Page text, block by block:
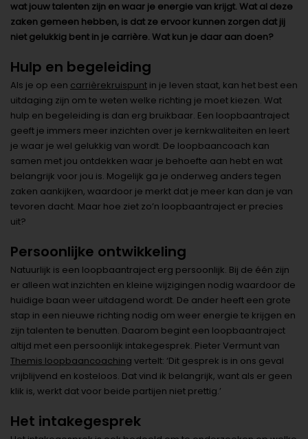
wat jouw talenten zijn en waar je energie van krijgt. Wat al deze
zaken gemeen hebben, is dat ze ervoor kunnen zorgen dat jij
niet gelukkig bent in je carrière. Wat kun je daar aan doen?
Hulp en begeleiding
Als je op een carrièrekruispunt in je leven staat, kan het best een
uitdaging zijn om te weten welke richting je moet kiezen. Wat
hulp en begeleiding is dan erg bruikbaar. Een loopbaantraject
geeft je immers meer inzichten over je kernkwaliteiten en leert
je waar je wel gelukkig van wordt. De loopbaancoach kan
samen met jou ontdekken waar je behoefte aan hebt en wat
belangrijk voor jou is. Mogelijk ga je onderweg anders tegen
zaken aankijken, waardoor je merkt dat je meer kan dan je van
tevoren dacht. Maar hoe ziet zo’n loopbaantraject er precies
uit?
Persoonlijke ontwikkeling
Natuurlijk is een loopbaantraject erg persoonlijk. Bij de één zijn
er alleen wat inzichten en kleine wijzigingen nodig waardoor de
huidige baan weer uitdagend wordt. De ander heeft een grote
stap in een nieuwe richting nodig om weer energie te krijgen en
zijn talenten te benutten. Daarom begint een loopbaantraject
altijd met een persoonlijk intakegesprek. Pieter Vermunt van
Themis loopbaancoaching vertelt: ‘Dit gesprek is in ons geval
vrijblijvend en kosteloos. Dat vind ik belangrijk, want als er geen
klik is, werkt dat voor beide partijen niet prettig.’
Het intakegesprek